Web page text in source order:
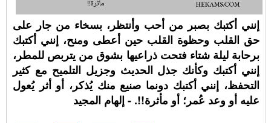
إنني أكتبك بصبر من أحب وأنتظر، بسخاء من جار على
حق القلب وحظوة القلب حين أعطى ومنح، إنني أكتبك
برحابة ليلة شتاء فتحت ذراعيها بشوق من يتربص للمطر،
إنني أكتبك وكأنك جذل الحديث وجزيل التلميح مع كثير
التحفظ، إنني أكتبك دونما صنيع منك يُذكر، أو أثر يُعول
عليه أو وعد عُمر؛ أو مأثرة!!. - إلهام المجيد